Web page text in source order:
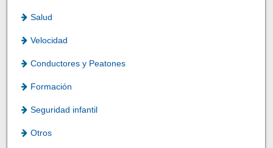
Salud
Velocidad
Conductores y Peatones
Formación
Seguridad infantil
Otros